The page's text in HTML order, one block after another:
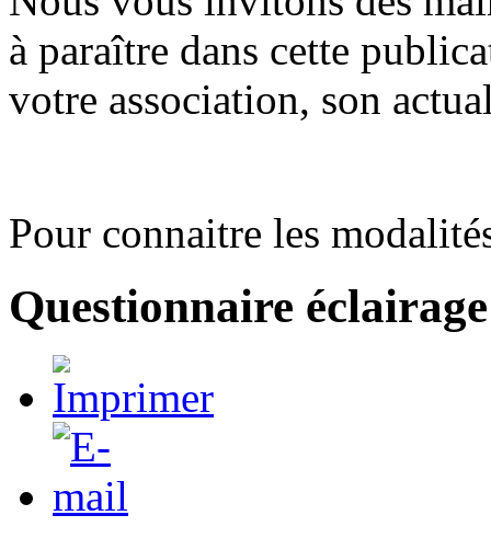
à paraître dans cette
votre association, son
Pour connaitre les
Questionnaire